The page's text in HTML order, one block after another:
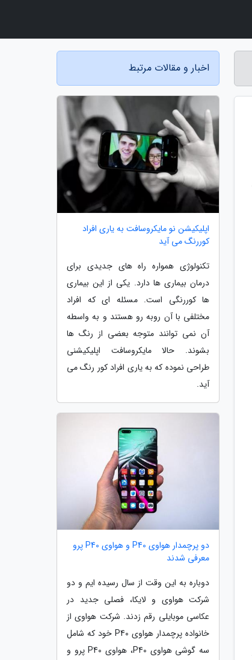
اخبار و مقالات مرتبط
اپلیکیشن نو مایکروسافت به یاری افراد
کوررنگ می آید
تکنولوژی همواره راه های جدیدی برای
درمان بیماری ها دارد. یکی از این بیماری
ها کوررنگی است. مسئله ای که افراد
مختلفی با آن روبه رو هستند و به واسطه
آن نمی توانند متوجه بعضی از رنگ ها
بشوند. حالا مایکروسافت اپلیکیشنی
طراحی نموده که به یاری افراد کور رنگ می
آید.
دو پرچمدار هواوی P40 و هواوی P40 پرو
معرفی شدند
دوباره به این وقت از سال رسیده ایم و دو
شرکت هواوی و لایکا، فصلی جدید در
عکاسی موبایلی رقم زدند. شرکت هواوی از
خانواده پرچمدار هواوی P40 خود که شامل
سه گوشی هواوی P40، هواوی P40 پرو و